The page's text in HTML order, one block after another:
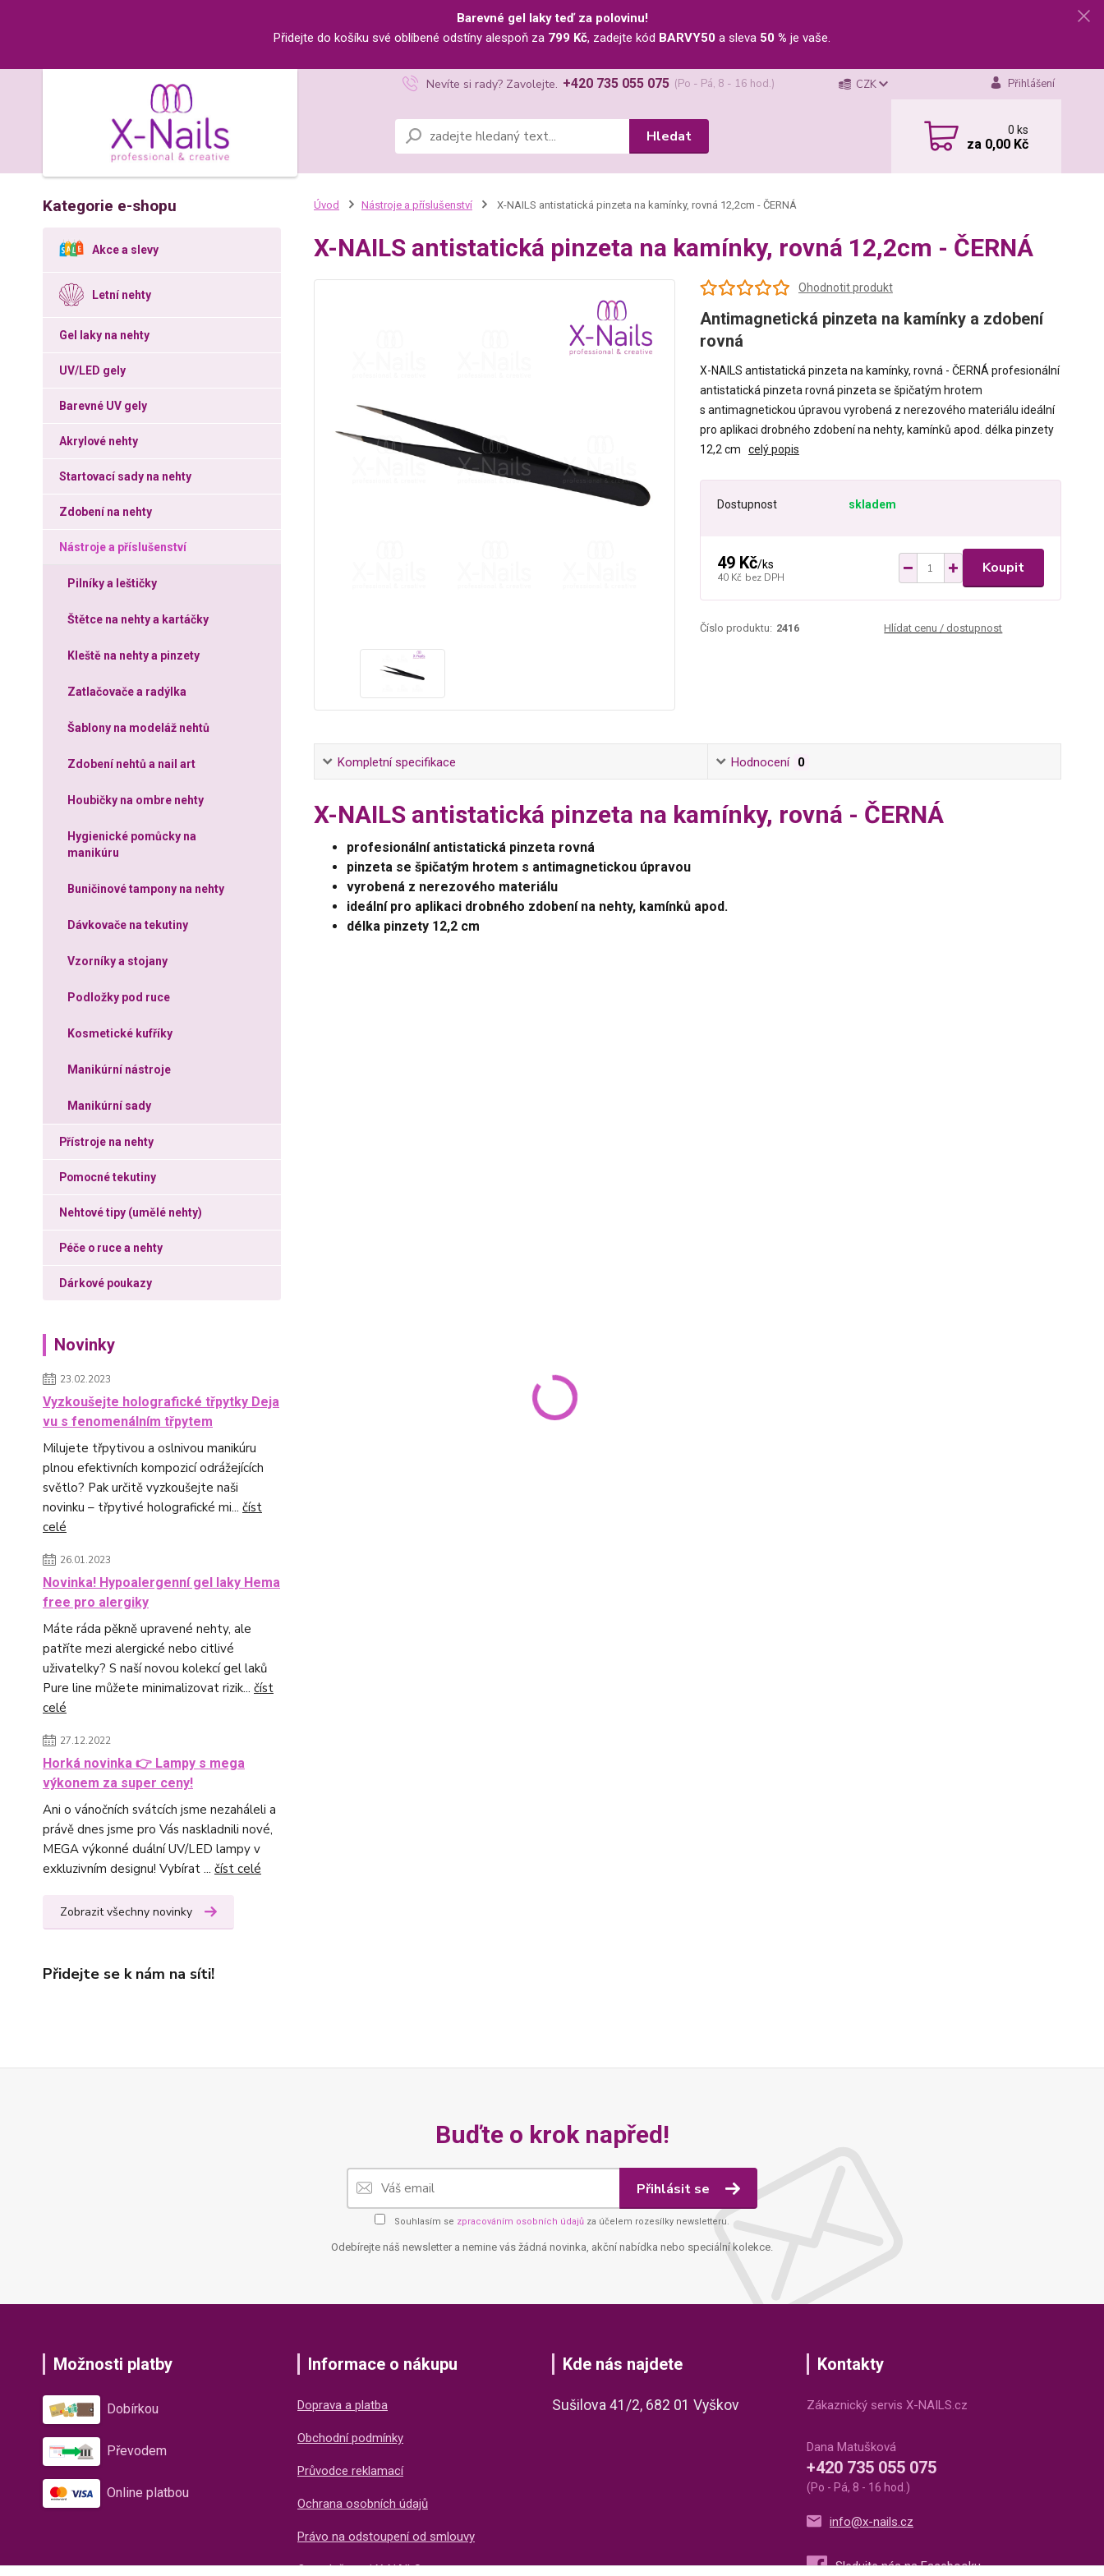
Barevné gel laky teď za polovinu!
Přidejte do košíku své oblíbené odstíny alespoň za 799 Kč, zadejte kód BARVY50 a sleva 50 % je vaše.
CZK Přihlášení
Hledat
Nevíte si rady? Zavolejte. +420 735 055 075 (Po - Pá, 8 - 16 hod.)
0ks
za 0,00 Kč
Kategorie e-shopu
Akce a slevy
Letní nehty
Gel laky na nehty
UV/LED gely
Barevné UV gely
Akrylové nehty
Startovací sady na nehty
Zdobení na nehty
Nástroje a příslušenství
Pilníky a leštičky
Štětce na nehty a kartáčky
Kleště na nehty a pinzety
Zatlačovače a radýlka
Šablony na modeláž nehtů
Zdobení nehtů a nail art
Houbičky na ombre nehty
Hygienické pomůcky na
manikúru
Buničinové tampony na nehty
Dávkovače na tekutiny
Vzorníky a stojany
Podložky pod ruce
Kosmetické kufříky
Manikúrní nástroje
Manikúrní sady
Přístroje na nehty
Pomocné tekutiny
Nehtové tipy (umělé nehty)
Péče o ruce a nehty
Dárkové poukazy
Novinky
23.02.2023
Vyzkoušejte holografické třpytky Deja
vu s fenomenálním třpytem
Milujete třpytivou a oslnivou manikúru
plnou efektivních kompozicí odrážejících
světlo? Pak určitě vyzkoušejte naši
novinku – třpytivé holografické mi... číst
celé
26.01.2023
Novinka! Hypoalergenní gel laky Hema
free pro alergiky
Máte ráda pěkně upravené nehty, ale
patříte mezi alergické nebo citlivé
uživatelky? S naší novou kolekcí gel laků
Pure line můžete minimalizovat rizik... číst
celé
27.12.2022
Horká novinka 👉 Lampy s mega
výkonem za super ceny!
Ani o vánočních svátcích jsme nezaháleli a
právě dnes jsme pro Vás naskladnili nové,
MEGA výkonné duální UV/LED lampy v
exkluzivním designu! Vybírat ... číst celé
Zobrazit všechny novinky
Přidejte se k nám na síti!
Úvod Nástroje a příslušenství X-NAILS antistatická pinzeta na kamínky, rovná 12,2cm - ČERNÁ
X-NAILS antistatická pinzeta na kamínky, rovná 12,2cm - ČERNÁ
Ohodnotit produkt
Antimagnetická pinzeta na kamínky a zdobení
rovná
X-NAILS antistatická pinzeta na kamínky, rovná - ČERNÁ profesionální
antistatická pinzeta rovná pinzeta se špičatým hrotem
s antimagnetickou úpravou vyrobená z nerezového materiálu ideální
pro aplikaci drobného zdobení na nehty, kamínků apod. délka pinzety
12,2 cm celý popis
Dostupnost skladem
49 Kč/ks
40 Kč bez DPH
Koupit
Číslo produktu: 2416 Hlídat cenu / dostupnost
Kompletní specifikace Hodnocení 0
X-NAILS antistatická pinzeta na kamínky, rovná - ČERNÁ
profesionální antistatická pinzeta rovná
pinzeta se špičatým hrotem s antimagnetickou úpravou
vyrobená z nerezového materiálu
ideální pro aplikaci drobného zdobení na nehty, kamínků apod.
délka pinzety 12,2 cm
Buďte o krok napřed!
Přihlásit se
Souhlasím se zpracováním osobních údajů za účelem rozesílky newsletteru.
Odebírejte náš newsletter a nemine vás žádná novinka, akční nabídka nebo speciální kolekce.
Možnosti platby
Dobírkou
Převodem
Online platbou
Informace o nákupu
Doprava a platba
Obchodní podmínky
Průvodce reklamací
Ochrana osobních údajů
Právo na odstoupení od smlouvy
O společnosti X-NAILS
Kde nás najdete
Sušilova 41/2, 682 01 Vyškov
Kontakty
Zákaznický servis X-NAILS.cz
Dana Matušková
+420 735 055 075
(Po - Pá, 8 - 16 hod.)
info@x-nails.cz